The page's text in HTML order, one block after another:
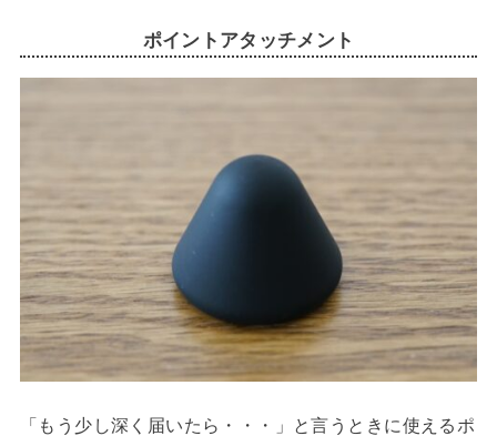
ポイントアタッチメント
「もう少し深く届いたら・・・」と言うときに使えるポ